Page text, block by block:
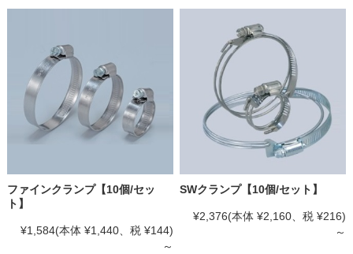
ファインクランプ【10個/セッ
ト】
¥1,584(本体 ¥1,440、税 ¥144)
～
SWクランプ【10個/セット】
¥2,376(本体 ¥2,160、税 ¥216)
～